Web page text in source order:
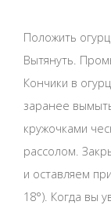
Положить
Вытянуть.
Кончики в
заранее
кружочками
рассолом.
и оставляем
18°). Когда вы